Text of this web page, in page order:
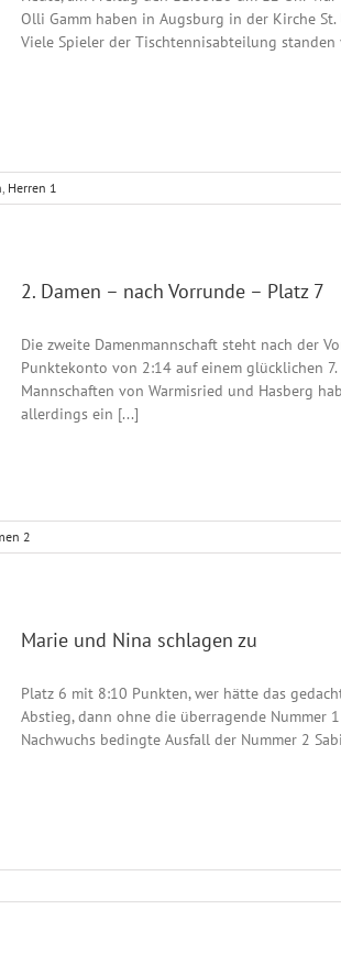
Olli Gamm haben in Augsburg in der Kirche
Viele Spieler der Tischtennisabteilung standen
, Herren 1
2. Damen – nach Vorrunde – Platz 7
Die zweite Damenmannschaft steht nach der
Punktekonto von 2:14 auf einem glücklichen 7.
Mannschaften von Warmisried und Hasberg
allerdings ein [...]
2
Marie und Nina schlagen zu
Platz 6 mit 8:10 Punkten, wer hätte das
Abstieg, dann ohne die überragende Nummer
Nachwuchs bedingte Ausfall der Nummer 2